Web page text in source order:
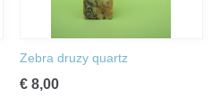
Zebra druzy quartz
€ 8,00